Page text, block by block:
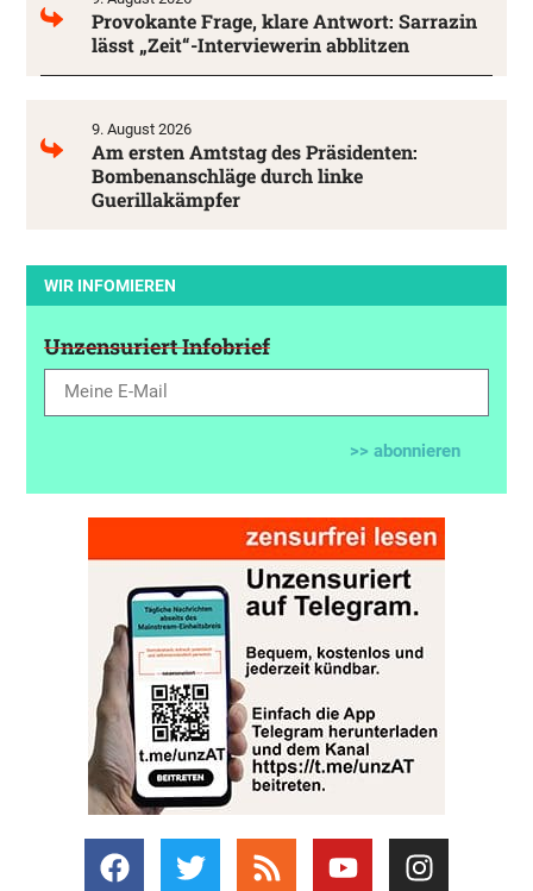
Provokante Frage, klare Antwort: Sarrazin
lässt „Zeit“-Interviewerin abblitzen
9. August 2026
Am ersten Amtstag des Präsidenten:
Bombenanschläge durch linke
Guerillakämpfer
WIR INFOMIEREN
Unzensuriert Infobrief
>> abonnieren